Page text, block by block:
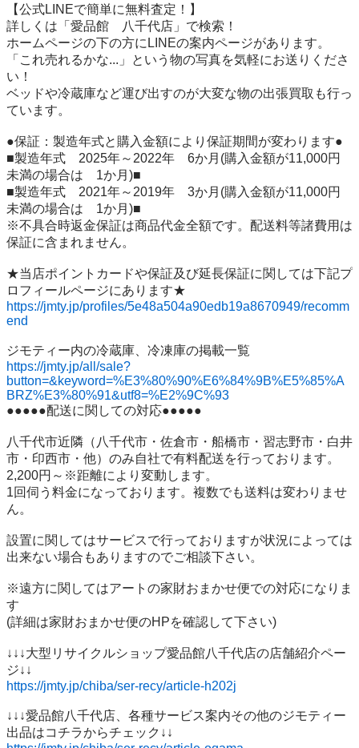
【公式LINEで簡単に無料査定！】
詳しくは「愛品館　八千代店」で検索！
ホームページの下の方にLINEの案内ページがあります。
「これ売れるかな...」という物の写真を気軽にお送りくださ
い！
ベッドや冷蔵庫など運び出すのが大変な物の出張買取も行っ
ています。
●保証：製造年式と購入金額により保証期間が変わります●
■製造年式　2025年～2022年　6か月(購入金額が11,000円
未満の場合は　1か月)■
■製造年式　2021年～2019年　3か月(購入金額が11,000円
未満の場合は　1か月)■
※不具合時返金保証は商品代金全額です。配送料等諸費用は
保証に含まれません。
★当店ポイントカードや保証及び延長保証に関しては下記プ
https://jmty.jp/profiles/5e48a504a90edb19a8670949/recomm
end
https://jmty.jp/all/sale?
button=&keyword=%E3%80%90%E6%84%9B%E5%85%A
BRZ%E3%80%91&utf8=%E2%9C%93
●●●●●配送に関しての対応●●●●●
八千代市近隣（八千代市・佐倉市・船橋市・習志野市・白井
市・印西市・他）のみ自社で有料配送を行っております。
2,200円～※距離により変動します。
1回伺う料金になっております。複数でも送料は変わりませ
ん。
設置に関してはサービスで行っておりますが状況によっては
出来ない場合もありますのでご相談下さい。
※遠方に関してはアートの家財おまかせ便での対応になりま
す
(詳細は家財おまかせ便のHPを確認して下さい)
↓↓↓大型リサイクルショップ愛品館八千代店の店舗紹介ペー
https://jmty.jp/chiba/ser-recy/article-h202j
↓↓↓愛品館八千代店、各種サービス案内その他のジモティー